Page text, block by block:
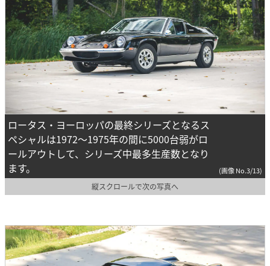
ロータス・ヨーロッパの最終シリーズとなるス
ペシャルは1972～1975年の間に5000台弱がロ
ールアウトして、シリーズ中最多生産数となり
ます。
(画像 No.3/13)
縦スクロールで次の写真へ